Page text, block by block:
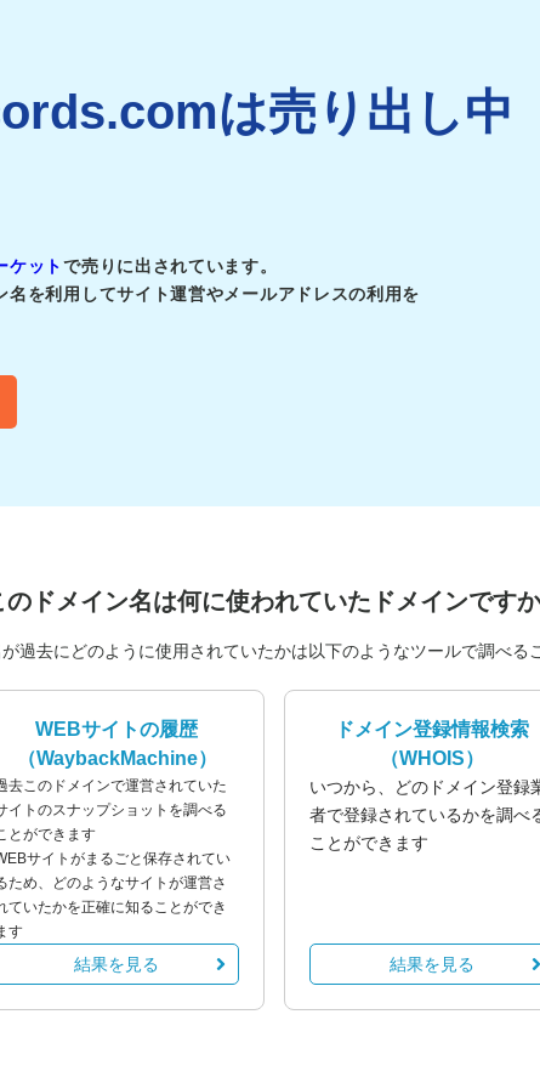
は売り出し中
ケットで売りに出されています。
を利用してサイト運営やメールアドレスの利用を
のドメイン名は何に使われていたドメインです
過去にどのように使用されていたかは以下のようなツールで調べる
WEBサイトの履歴
（WaybackMachine）
去このドメインで運営されていた
イトのスナップショットを調べる
とができます
サイトがまるごと保存されてい
ため、どのようなサイトが運営さ
ていたかを正確に知ることができ
す
結果を見る
ドメイン登録情報検索
（WHOIS）
いつから、どのドメイン登録
者で登録されているかを調べ
ことができます
結果を見る